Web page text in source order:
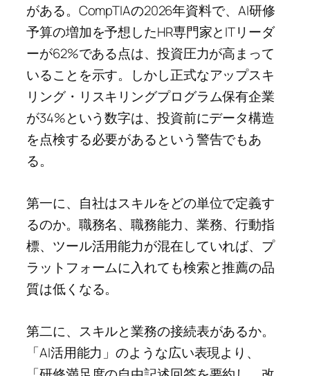
がある。CompTIAの2026年資料で、AI研修
予算の増加を予想したHR専門家とITリーダ
ーが62%である点は、投資圧力が高まって
いることを示す。しかし正式なアップスキ
リング・リスキリングプログラム保有企業
が34%という数字は、投資前にデータ構造
を点検する必要があるという警告でもあ
る。
第一に、自社はスキルをどの単位で定義す
るのか。職務名、職務能力、業務、行動指
標、ツール活用能力が混在していれば、プ
ラットフォームに入れても検索と推薦の品
質は低くなる。
第二に、スキルと業務の接続表があるか。
「AI活用能力」のような広い表現より、